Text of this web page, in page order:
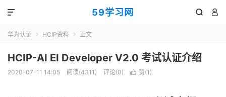
59学习网  

华为认证  HCIP资料  正文
HCIP-AI EI Developer V2.0 考试认证介绍
2020-07-11 14:05 阅读(4311) 评论(0)  赞(1 )